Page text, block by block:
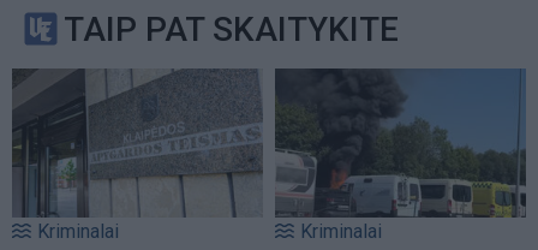
TAIP PAT SKAITYKITE
Kriminalai Kriminalai